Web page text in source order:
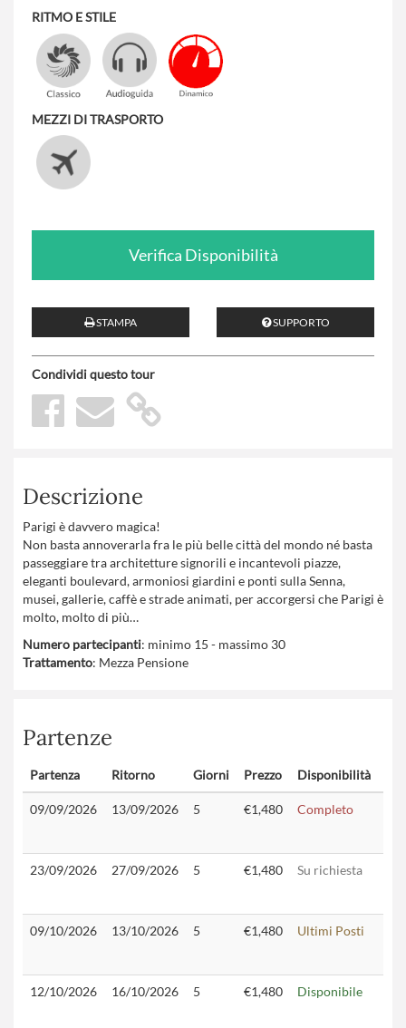
RITMO E STILE
MEZZI DI TRASPORTO
Verifica Disponibilità
STAMPA SUPPORTO
Condividi questo tour
Descrizione
Parigi è davvero magica!
Non basta annoverarla fra le più belle città del mondo né basta
passeggiare tra architetture signorili e incantevoli piazze,
eleganti boulevard, armoniosi giardini e ponti sulla Senna,
musei, gallerie, caffè e strade animati, per accorgersi che Parigi è
molto, molto di più…
Numero partecipanti: minimo 15 - massimo 30
Trattamento: Mezza Pensione
Partenze
Partenza Ritorno Giorni Prezzo Disponibilità
09/09/2026 13/09/2026 5 €1,480 Completo
23/09/2026 27/09/2026 5 €1,480 Su richiesta
09/10/2026 13/10/2026 5 €1,480 Ultimi Posti
12/10/2026 16/10/2026 5 €1,480 Disponibile